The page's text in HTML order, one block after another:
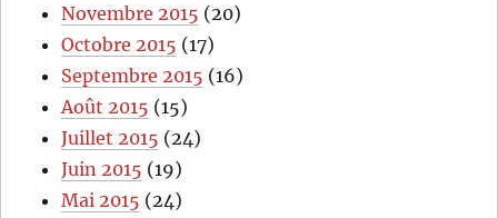
Novembre 2015 (20)
Octobre 2015 (17)
Septembre 2015 (16)
Août 2015 (15)
Juillet 2015 (24)
Juin 2015 (19)
Mai 2015 (24)